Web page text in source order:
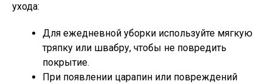
ухода:
Для ежедневной уборки используйте мягкую
тряпку или швабру, чтобы не повредить
покрытие.
При появлении царапин или повреждений